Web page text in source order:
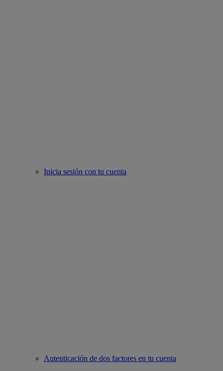
Inicia sesión con tu cuenta
Autenticación de dos factores en tu cuenta